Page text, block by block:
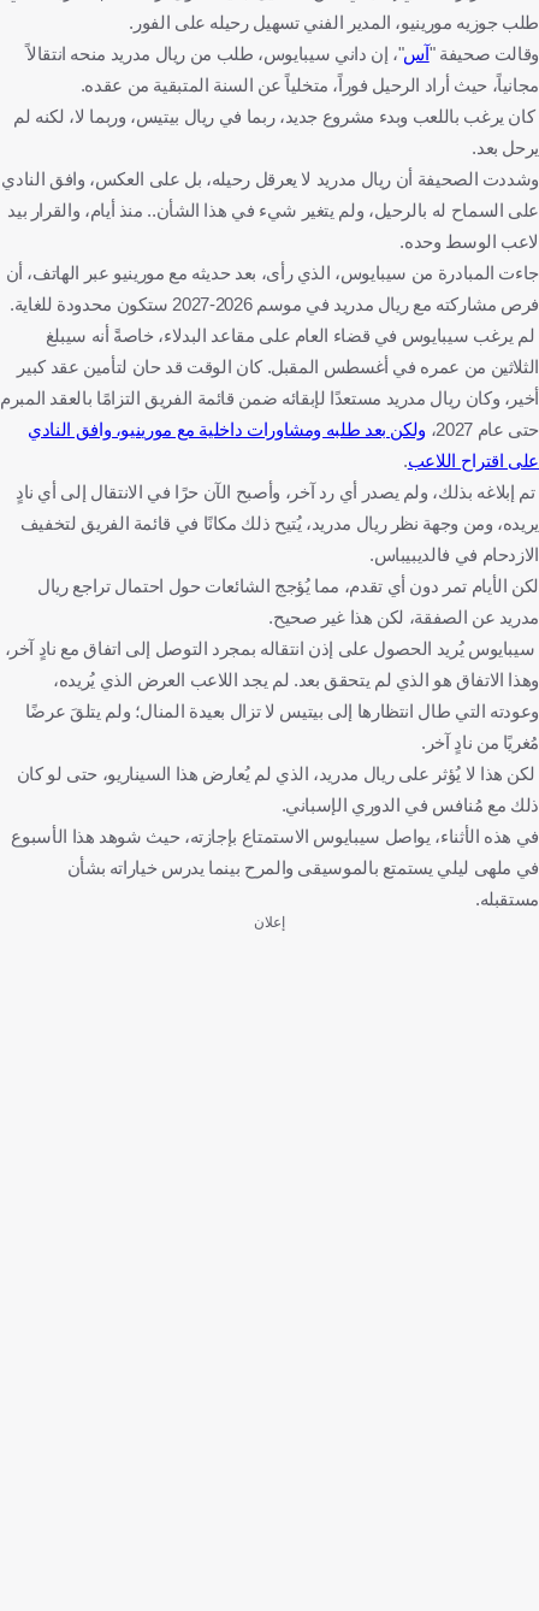
طلب جوزيه مورينيو، المدير الفني تسهيل رحيله على الفور.
وقالت صحيفة "آس"، إن داني سيبايوس، طلب من ريال مدريد منحه انتقالاً
مجانياً، حيث أراد الرحيل فوراً، متخلياً عن السنة المتبقية من عقده.
كان يرغب باللعب وبدء مشروع جديد، ربما في ريال بيتيس، وربما لا، لكنه لم
يرحل بعد.
وشددت الصحيفة أن ريال مدريد لا يعرقل رحيله، بل على العكس، وافق النادي
على السماح له بالرحيل، ولم يتغير شيء في هذا الشأن.. منذ أيام، والقرار بيد
لاعب الوسط وحده.
جاءت المبادرة من سيبايوس، الذي رأى، بعد حديثه مع مورينيو عبر الهاتف، أن
فرص مشاركته مع ريال مدريد في موسم 2026-2027 ستكون محدودة للغاية.
لم يرغب سيبايوس في قضاء العام على مقاعد البدلاء، خاصةً أنه سيبلغ
الثلاثين من عمره في أغسطس المقبل. كان الوقت قد حان لتأمين عقد كبير
أخير، وكان ريال مدريد مستعدًا لإبقائه ضمن قائمة الفريق التزامًا بالعقد المبرم
حتى عام 2027،
ولكن بعد طلبه ومشاورات داخلية مع مورينيو، وافق النادي
على اقتراح اللاعب.
تم إبلاغه بذلك، ولم يصدر أي رد آخر، وأصبح الآن حرًا في الانتقال إلى أي نادٍ
يريده، ومن وجهة نظر ريال مدريد، يُتيح ذلك مكانًا في قائمة الفريق لتخفيف
الازدحام في فالديبيباس.
لكن الأيام تمر دون أي تقدم، مما يُؤجج الشائعات حول احتمال تراجع ريال
مدريد عن الصفقة، لكن هذا غير صحيح.
سيبايوس يُريد الحصول على إذن انتقاله بمجرد التوصل إلى اتفاق مع نادٍ آخر،
وهذا الاتفاق هو الذي لم يتحقق بعد. لم يجد اللاعب العرض الذي يُريده،
وعودته التي طال انتظارها إلى بيتيس لا تزال بعيدة المنال؛ ولم يتلقَ عرضًا
مُغريًا من نادٍ آخر.
لكن هذا لا يُؤثر على ريال مدريد، الذي لم يُعارض هذا السيناريو، حتى لو كان
ذلك مع مُنافس في الدوري الإسباني.
في هذه الأثناء، يواصل سيبايوس الاستمتاع بإجازته، حيث شوهد هذا الأسبوع
في ملهى ليلي يستمتع بالموسيقى والمرح بينما يدرس خياراته بشأن
مستقبله.
إعلان